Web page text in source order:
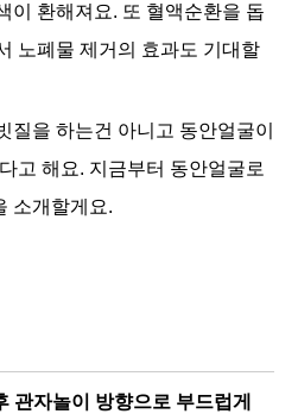
이 환해져요. 또 혈액순환을 돕
노폐물 제거의 효과도 기대할
질을 하는건 아니고 동안얼굴이
고 해요. 지금부터 동안얼굴로
소개할게요.
관자놀이 방향으로 부드럽게